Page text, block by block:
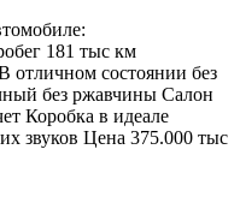
181 тыс км
отличном состоянии без
без ржавчины Салон
Коробка в идеале
звуков Цена 375.000 тыс